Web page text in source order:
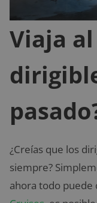
Viaja
¿Creías que los
siempre?
ahora todo puede